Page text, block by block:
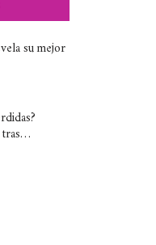
su mejor
tras…